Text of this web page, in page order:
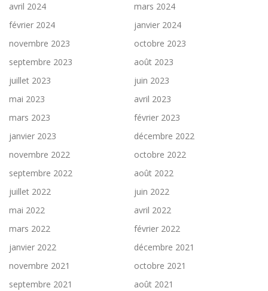
avril 2024
mars 2024
février 2024
janvier 2024
novembre 2023
octobre 2023
septembre 2023
août 2023
juillet 2023
juin 2023
mai 2023
avril 2023
mars 2023
février 2023
janvier 2023
décembre 2022
novembre 2022
octobre 2022
septembre 2022
août 2022
juillet 2022
juin 2022
mai 2022
avril 2022
mars 2022
février 2022
janvier 2022
décembre 2021
novembre 2021
octobre 2021
septembre 2021
août 2021